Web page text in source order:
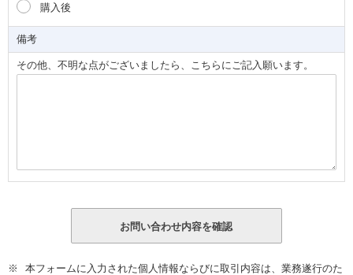
購入後
備考
その他、不明な点がございましたら、こちらにご記入願います。
本フォームに入力された個人情報ならびに取引内容は、業務遂行のた